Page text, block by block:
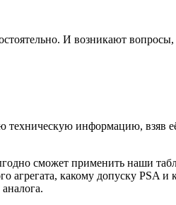
И возникают
информацию, взяв её
сможет применить наши
агрегата, какому допуску PSA